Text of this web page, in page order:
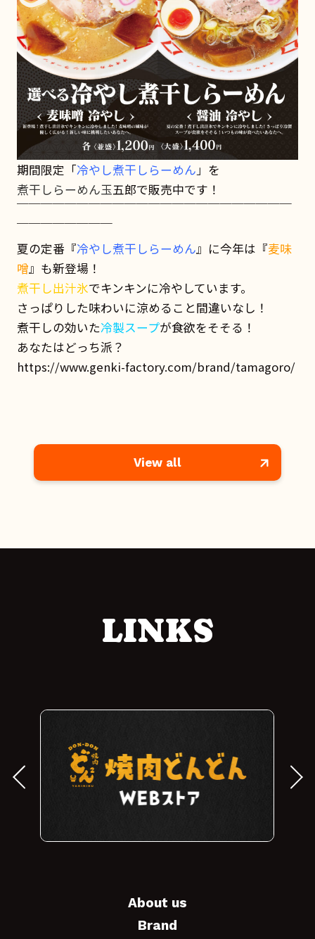
期間限定「冷やし煮干しらーめん」 を
煮干しらーめん玉五郎で販売中です！
￣￣￣￣￣￣￣￣￣￣￣￣￣￣￣￣￣￣￣￣￣￣￣
￣￣￣￣￣￣￣￣
夏の定番『冷やし煮干しらーめん』に今年は『麦味
噌』も新登場！
煮干し出汁氷でキンキンに冷やしています。
さっぱりした味わいに涼めること間違いなし！
煮干しの効いた冷製スープが食欲をそそる！
あなたはどっち派？
https://www.genki-factory.com/brand/tamagoro/
View all
LINKS
About us
Brand